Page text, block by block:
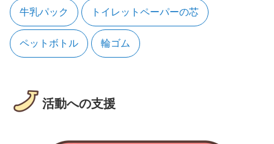
牛乳パック トイレットペーパーの芯
ペットボトル 輪ゴム
活動への支援